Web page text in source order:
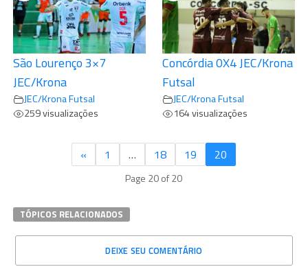
São Lourenço 3×7
JEC/Krona
JEC/Krona Futsal
259 visualizações
Concórdia 0X4 JEC/Krona
Futsal
JEC/Krona Futsal
164 visualizações
« 1 … 18 19 20
Page 20 of 20
TÓPICOS RELACIONADOS
DEIXE SEU COMENTÁRIO